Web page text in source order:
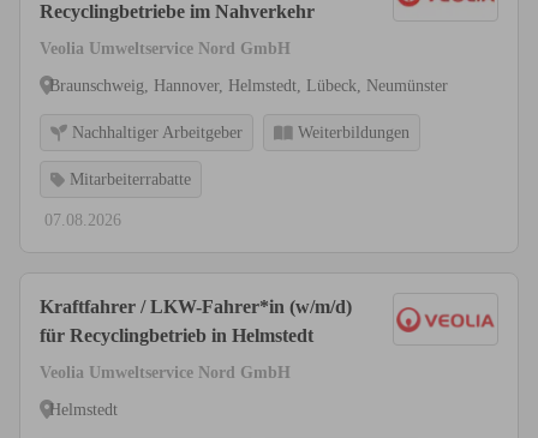
Recyclingbetriebe im Nahverkehr
Veolia Umweltservice Nord GmbH
Braunschweig, Hannover, Helmstedt, Lübeck, Neumünster
Nachhaltiger Arbeitgeber Weiterbildungen
Mitarbeiterrabatte
07.08.2026
Kraftfahrer / LKW-Fahrer*in (w/m/d)
für Recyclingbetrieb in Helmstedt
Veolia Umweltservice Nord GmbH
Helmstedt